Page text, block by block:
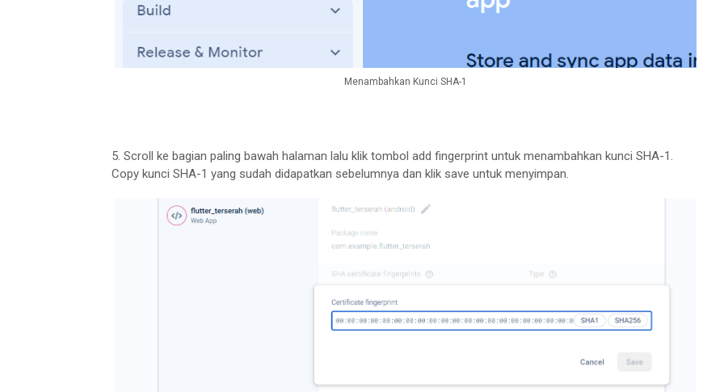
Menambahkan Kunci SHA-1
5. Scroll ke bagian paling bawah halaman lalu klik tombol add fingerprint untuk menambahkan kunci SHA-1.
Copy kunci SHA-1 yang sudah didapatkan sebelumnya dan klik save untuk menyimpan.